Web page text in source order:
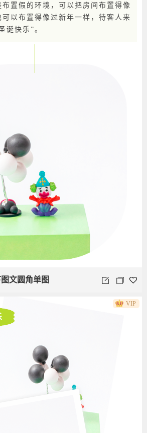
置假的环境，可以把房间布置得像
以布置得像过新年一样，待客人来
诞快乐”。
文圆角单图
VIP